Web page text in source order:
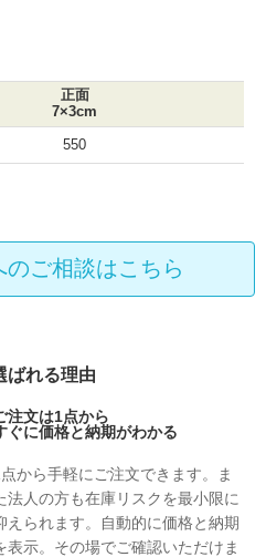
正面
7×3cm
550
ご相談はこちら
ばれる理由
注文は1点から
ぐに価格と納期がわかる
から手軽にご注文できます。ま
法人の方も在庫リスクを最小限に
えられます。自動的に価格と納期
表示。その場でご確認いただけま